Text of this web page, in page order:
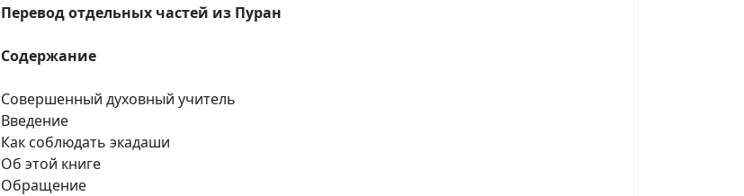
Перевод отдельных частей из Пуран
Содержание
Совершенный духовный учитель
Введение
Как соблюдать экадаши
Об этой книге
Обращение